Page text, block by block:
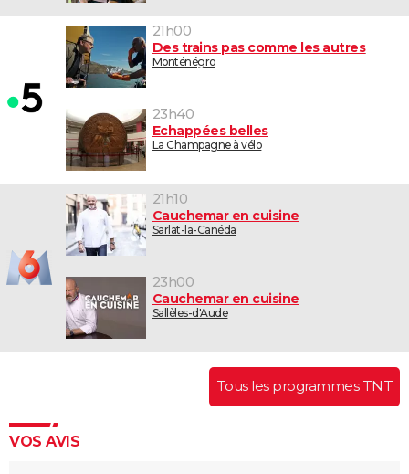
21h00
Des trains pas comme les autres
Monténégro
23h40
Echappées belles
La Champagne à vélo
21h10
Cauchemar en cuisine
Sarlat-la-Canéda
23h00
Cauchemar en cuisine
Sallèles-d'Aude
Tous les programmes TNT
VOS AVIS